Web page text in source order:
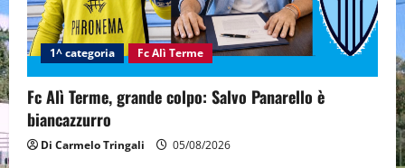
1^ categoria Fc Alì Terme
Fc Alì Terme, grande colpo: Salvo Panarello è
biancazzurro
Di Carmelo Tringali 05/08/2026